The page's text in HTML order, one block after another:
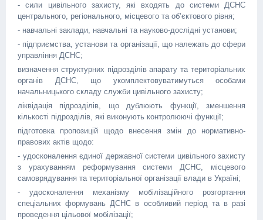
- сили цивільного захисту, які входять до системи ДСНС
центрального, регіонального, місцевого та об’єктового рівня;
- навчальні заклади, навчальні та науково-дослідні установи;
- підприємства, установи та організації, що належать до сфери
управління ДСНС;
визначення структурних підрозділів апарату та територіальних
органів ДСНС, що укомплектовуватимуться особами
начальницького складу служби цивільного захисту;
ліквідація підрозділів, що дублюють функції, зменшення
кількості підрозділів, які виконують контролюючі функції;
підготовка пропозицій щодо внесення змін до нормативно-
правових актів щодо:
- удосконалення єдиної державної системи цивільного захисту
з урахуванням реформування системи ДСНС, місцевого
самоврядування та територіальної організації влади в Україні;
- удосконалення механізму мобілізаційного розгортання
спеціальних формувань ДСНС в особливий період та в разі
проведення цільової мобілізації;